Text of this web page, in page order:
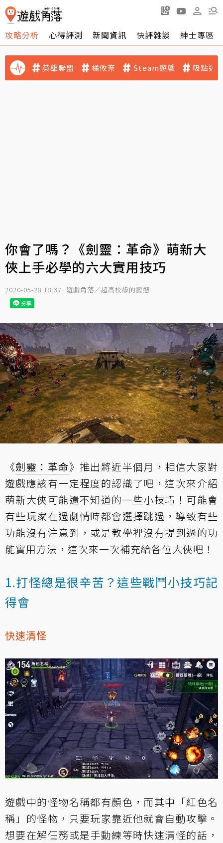
攻略分析 心得評測 新聞資訊 快評雜談 紳士專區
英雄聯盟 橘攸奈 Steam遊戲 吸點迷
你會了嗎？《劍靈：革命》萌新大
俠上手必學的六大實用技巧
2020-05-28 18:37 遊戲角落／超高校級的變態
《劍靈：革命》推出將近半個月，相信大家對
遊戲應該有一定程度的認識了吧，這次來介紹
萌新大俠可能還不知道的一些小技巧！可能會
有些玩家在過劇情時都會選擇跳過，導致有些
功能沒有注意到，或是教學裡沒有提到過的功
能實用方法，這次來一次補充給各位大俠吧！
1.打怪總是很辛苦？這些戰鬥小技巧記
得會
快速清怪
遊戲中的怪物名稱都有顏色，而其中「紅色名
稱」的怪物，只要玩家靠近他就會自動攻擊。
想要在解任務或是手動練等時快速清怪的話，